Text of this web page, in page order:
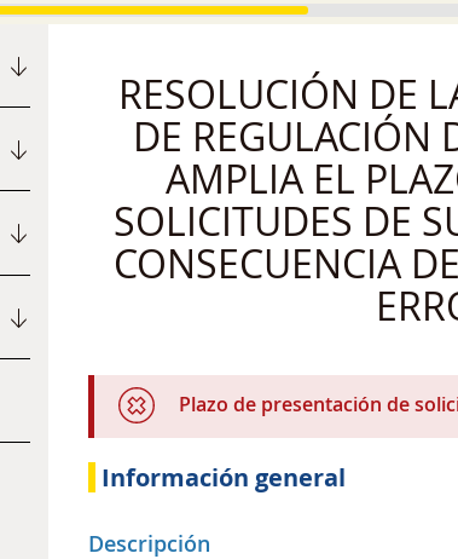
RESOLUCIÓN DE
DE REGULACIÓN
AMPLIA EL
SOLICITUDES DE
CONSECUENCIA
Plazo de presentación de
Información general
Descripción